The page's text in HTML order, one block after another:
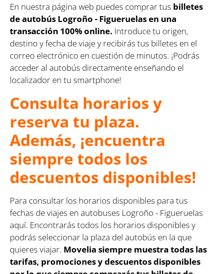
En nuestra página web puedes comprar tus billetes
de autobús Logroño - Figueruelas en una
transacción 100% online. Introduce tu origen,
destino y fecha de viaje y recibirás tus billetes en el
correo electrónico en cuestión de minutos. ¡Podrás
acceder al autobús directamente enseñando el
localizador en tu smartphone!
Consulta horarios y
reserva tu plaza.
Además, ¡encuentra
siempre todos los
descuentos disponibles!
Para consultar los horarios disponibles para tus
fechas de viajes en autobuses Logroño - Figueruelas
aquí. Encontrarás todos los horarios disponibles y
podrás seleccionar la plaza del autobús en la que
quieres viajar. Movelia siempre muestra todas las
tarifas, promociones y descuentos disponibles